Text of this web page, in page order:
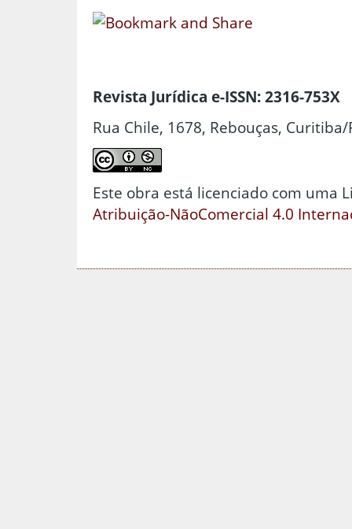
Revista Jurídica e-ISSN: 2316-753X
Rua Chile, 1678, Rebouças, Curitiba/
Este obra está licenciado com uma
Atribuição-NãoComercial 4.0